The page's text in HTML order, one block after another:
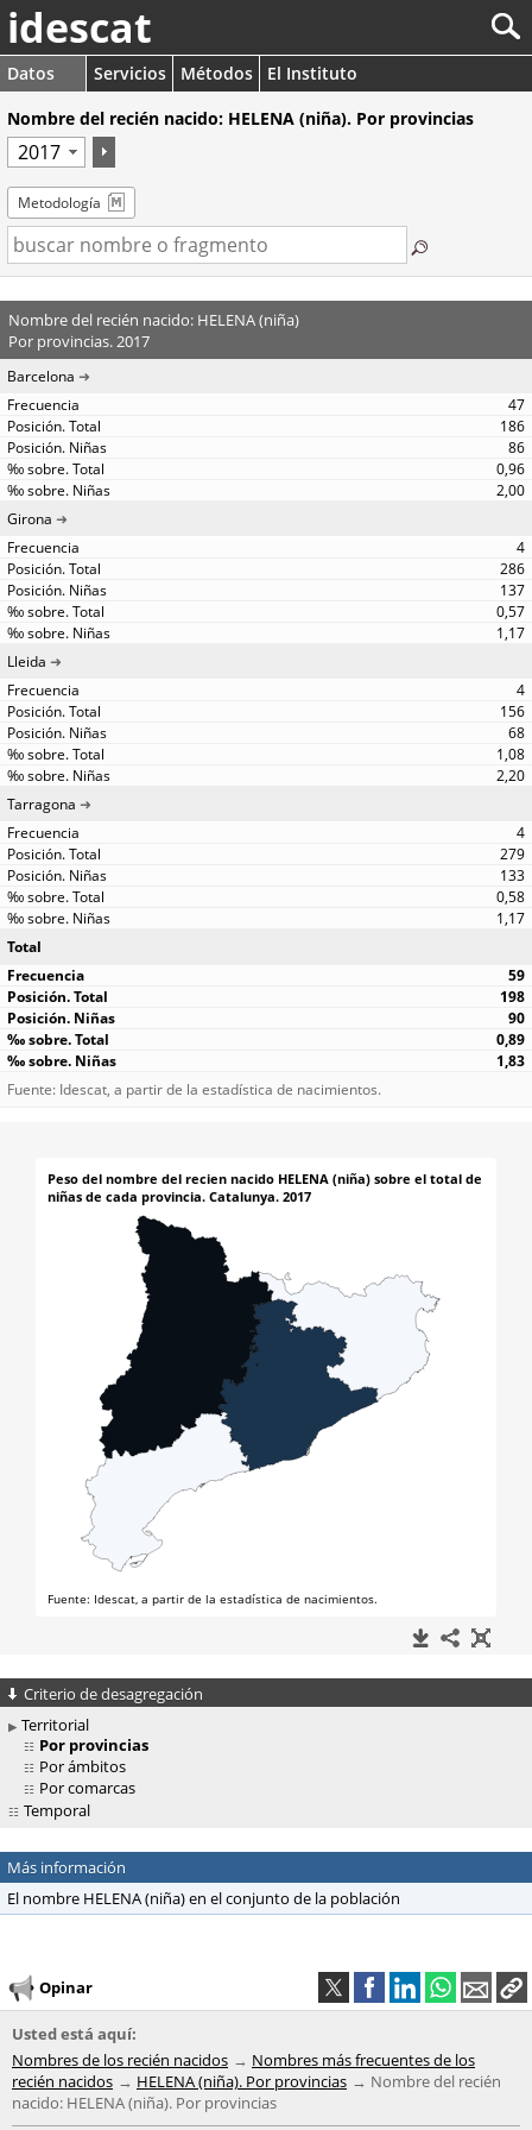
idescat
Datos Servicios Métodos
El Instituto
Nombre del recién nacido: HELENA (niña). Por provincias
Metodología
Nombre del recién nacido: HELENA (niña)
Por provincias. 2017
Barcelona
47
186
86
0,96
2,00
Girona
4
286
137
0,57
1,17
Lleida
4
156
68
1,08
2,20
Tarragona
4
279
133
0,58
1,17
Total
59
198
90
0,89
1,83
Fuente: Idescat, a partir de la estadística de nacimientos.
Criterio de desagregación
Territorial
Por provincias
Por ámbitos
Por comarcas
Temporal
Más información
El nombre HELENA (niña) en el conjunto de la población
Opinar
Usted está aquí:
Nombres de los recién nacidos
Nombres más frecuentes de los
recién nacidos
HELENA (niña). Por provincias
Nombre del recién
nacido: HELENA (niña). Por provincias